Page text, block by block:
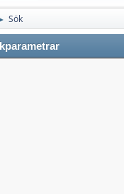
► Sök